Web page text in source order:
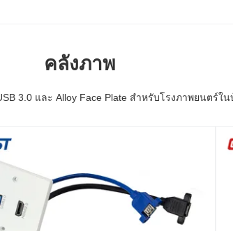
คลังภาพ
3.0 และ Alloy Face Plate สําหรับโรงภาพยนตร์ใ